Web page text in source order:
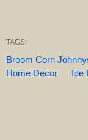
TAGS:
Broom Corn
Home Decor
Ide